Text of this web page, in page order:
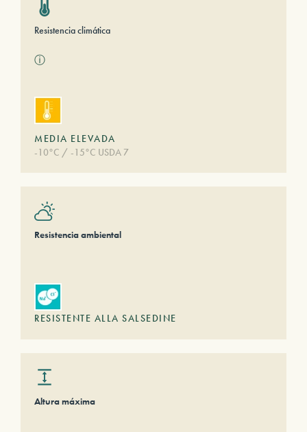
Resistencia climática
ⓘ
MEDIA ELEVADA
-10°C / -15°C USDA 7
Resistencia ambiental
RESISTENTE ALLA SALSEDINE
Altura máxima